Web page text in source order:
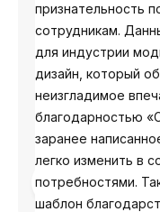
Разработано
Анастасия
признательность
сотрудникам.
для индустрии
дизайн, который
неизгладимое
благодарностью
заранее
легко изменить в
потребностями.
шаблон